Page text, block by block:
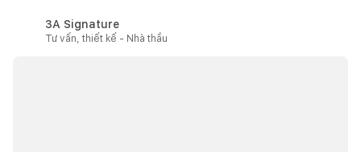
3A Signature
Tư vấn, thiết kế - Nhà thầu